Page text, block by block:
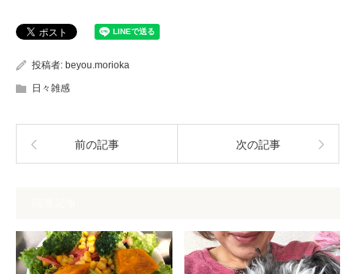
投稿者: beyou.morioka
日々雑感
前の記事 次の記事